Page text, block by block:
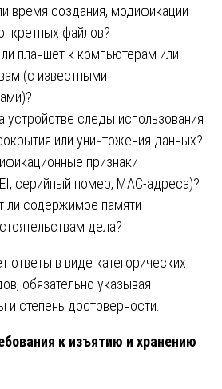
время создания, модификации
файлов?
планшет к компьютерам или
(с известными
устройстве следы использования
или уничтожения данных?
признаки
серийный номер, MAC-адреса)?
ли содержимое памяти
дела?
ответы в виде категорических
обязательно указывая
степень достоверности.
к изъятию и хранению